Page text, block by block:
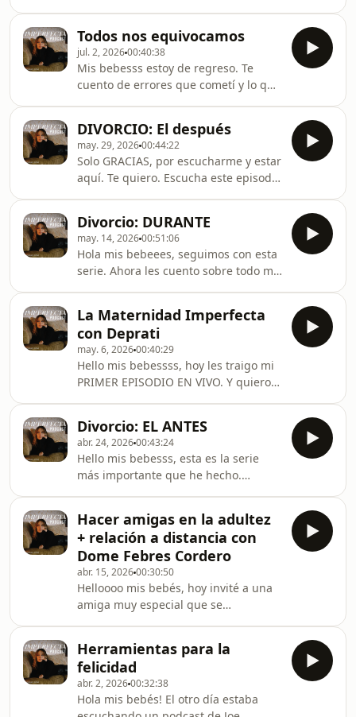
@rafaellamoraaSíguenos en YOUTUBE
Todos nos equivocamos
jul. 2, 202600:40:38
Mis bebesss estoy de regreso. Te
cuento de errores que cometí y lo que
DIVORCIO: El después
may. 29, 202600:44:22
Solo GRACIAS, por escucharme y estar
aquí. Te quiero. Escucha este episodio
Divorcio: DURANTE
may. 14, 202600:51:06
Hola mis bebeees, seguimos con esta
serie. Ahora les cuento sobre todo mi
escuchar. Escucha este epiodio en
YOUTUBE
La Maternidad Imperfecta
con Deprati
may. 6, 202600:40:29
Hello mis bebessss, hoy les traigo mi
PRIMER EPISODIO EN VIVO. Y quiero
me juntó con dos mamás
espectaculares: Gaby García y Débora
Brivio para hablar de la maternidad
desde una perspectiva REAL. Podcast
producido por FOKINTV
Divorcio: EL ANTES
abr. 24, 202600:43:24
Hello mis bebesss, esta es la serie
más importante que he hecho.
cuestionado para poder hablar de
este tema a profundidad. GRACIAS
por estar aquí. Síguenos en YOUTUBE
Hacer amigas en la adultez
+ relación a distancia con
Dome Febres Cordero
abr. 15, 202600:30:50
Helloooo mis bebés, hoy invité a una
amiga muy especial que se
MUCHO. Gracias por estar aquí.
Encuentra este episodio en YOUTUBE
Herramientas para la
felicidad
abr. 2, 202600:32:38
Hola mis bebés! El otro día estaba